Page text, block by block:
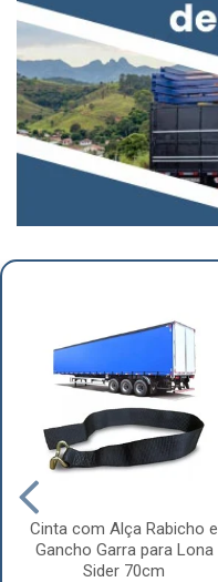
Cinta com Alça Rabicho e
Gancho Garra para Lona
Sider 70cm